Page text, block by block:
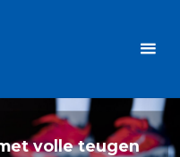
volle teugen